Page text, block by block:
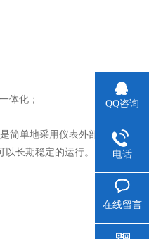
体化；
简单地采用仪表外部
长期稳定的运行。
QQ咨询
电话
在线留言